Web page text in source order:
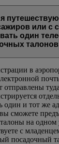
или с
один
в
отправлены
один и тот же
сможете
на одном
с
посадочный